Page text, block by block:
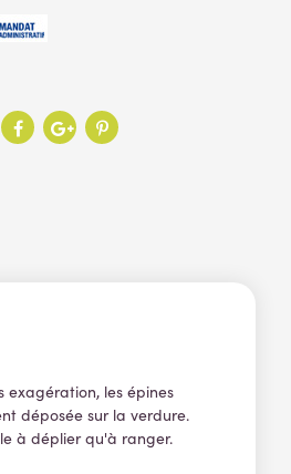
exagération, les épines
déposée sur la verdure.
à déplier qu'à ranger.